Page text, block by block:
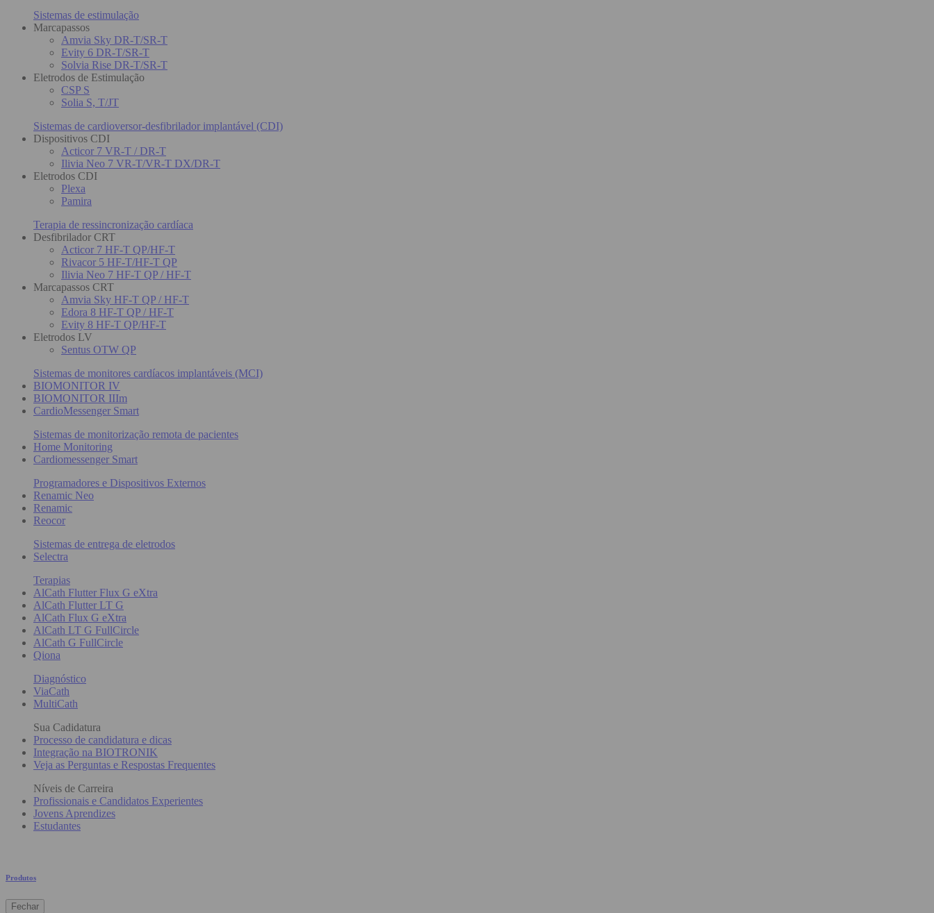
Sistemas de estimulação
Marcapassos
Amvia Sky DR-T/SR-T
Evity 6 DR-T/SR-T
Solvia Rise DR-T/SR-T
Eletrodos de Estimulação
CSP S
Solia S, T/JT
Sistemas de cardioversor-desfibrilador implantável (CDI)
Dispositivos CDI
Acticor 7 VR-T / DR-T
Ilivia Neo 7 VR-T/VR-T DX/DR-T
Eletrodos CDI
Plexa
Pamira
Terapia de ressincronização cardíaca
Desfibrilador CRT
Acticor 7 HF-T QP/HF-T
Rivacor 5 HF-T/HF-T QP
Ilivia Neo 7 HF-T QP / HF-T
Marcapassos CRT
Amvia Sky HF-T QP / HF-T
Edora 8 HF-T QP / HF-T
Evity 8 HF-T QP/HF-T
Eletrodos LV
Sentus OTW QP
Sistemas de monitores cardíacos implantáveis (MCI)
BIOMONITOR IV
BIOMONITOR IIIm
CardioMessenger Smart
Sistemas de monitorização remota de pacientes
Home Monitoring
Cardiomessenger Smart
Programadores e Dispositivos Externos
Renamic Neo
Renamic
Reocor
Sistemas de entrega de eletrodos
Selectra
Terapias
AlCath Flutter Flux G eXtra
AlCath Flutter LT G
AlCath Flux G eXtra
AlCath LT G FullCircle
AlCath G FullCircle
Qiona
Diagnóstico
ViaCath
MultiCath
Sua Cadidatura
Processo de candidatura e dicas
Integração na BIOTRONIK
Veja as Perguntas e Respostas Frequentes
Níveis de Carreira
Profissionais e Candidatos Experientes
Jovens Aprendizes
Estudantes
Produtos
Fechar